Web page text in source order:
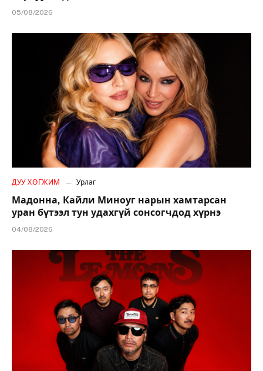
05/08/2026
ДУУ ХӨГЖИМ Урлаг
Мадонна, Кайли Миноуг нарын хамтарсан
уран бүтээл тун удахгүй сонсогчдод хүрнэ
04/08/2026